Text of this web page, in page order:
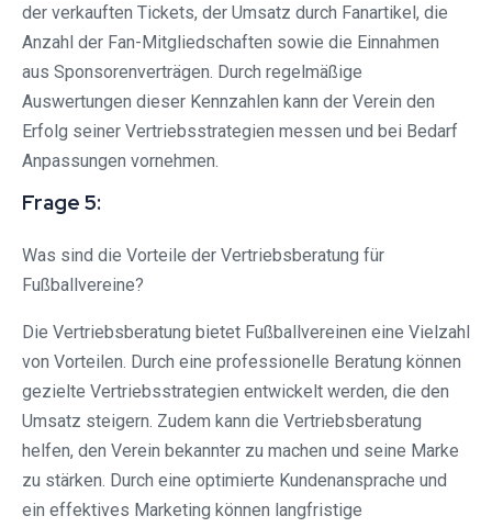
der verkauften Tickets, der Umsatz durch Fanartikel, die
Anzahl der Fan-Mitgliedschaften sowie die Einnahmen
aus Sponsorenverträgen. Durch regelmäßige
Auswertungen dieser Kennzahlen kann der Verein den
Erfolg seiner Vertriebsstrategien messen und bei Bedarf
Anpassungen vornehmen.
Frage 5:
Was sind die Vorteile der Vertriebsberatung für
Fußballvereine?
Die Vertriebsberatung bietet Fußballvereinen eine Vielzahl
von Vorteilen. Durch eine professionelle Beratung können
gezielte Vertriebsstrategien entwickelt werden, die den
Umsatz steigern. Zudem kann die Vertriebsberatung
helfen, den Verein bekannter zu machen und seine Marke
zu stärken. Durch eine optimierte Kundenansprache und
ein effektives Marketing können langfristige